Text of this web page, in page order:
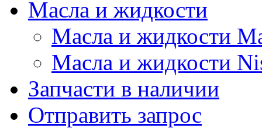
Масла и жидкости
Масла и жидкости
Масла и жидкости
Запчасти в наличии
Отправить запрос